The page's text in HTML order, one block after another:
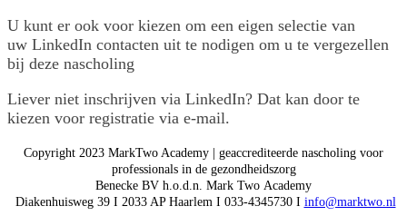
U kunt er ook voor kiezen om een eigen selectie van
uw LinkedIn contacten uit te nodigen om u te vergezellen
bij deze nascholing
Liever niet inschrijven via LinkedIn? Dat kan door te
kiezen voor registratie via e-mail.
Copyright 2023 MarkTwo Academy | geaccrediteerde nascholing voor
professionals in de gezondheidszorg
Benecke BV h.o.d.n. Mark Two Academy
Diakenhuisweg 39 I 2033 AP Haarlem I 033-4345730 I info@marktwo.nl